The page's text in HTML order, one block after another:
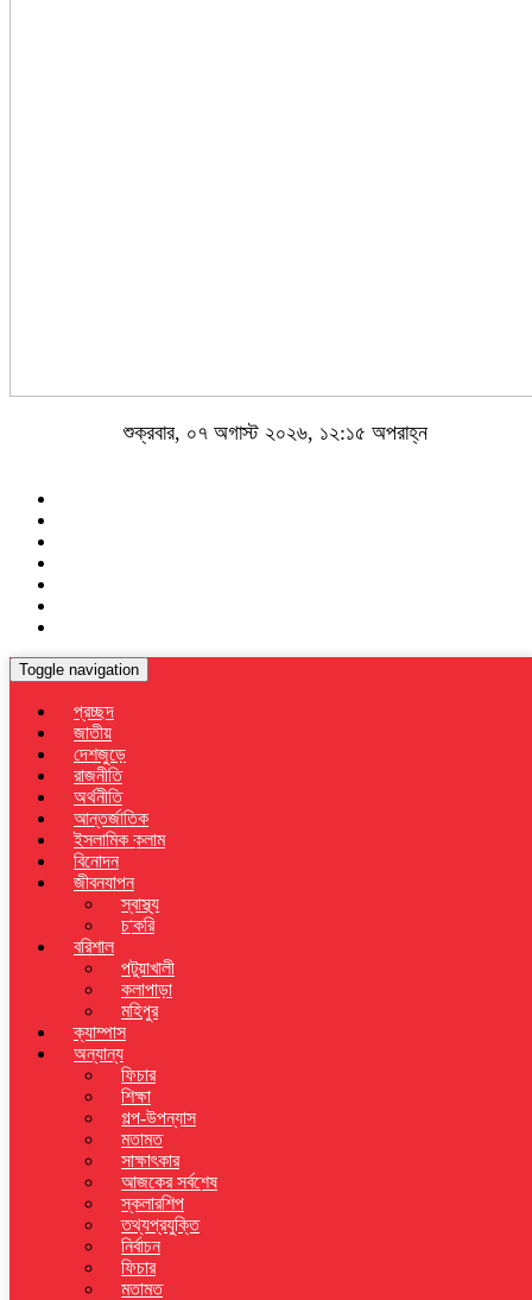
শুক্রবার, ০৭ অগাস্ট ২০২৬, ১২:১৫ অপরাহ্ন
Toggle navigation
প্রচ্ছদ
জাতীয়
দেশজুড়ে
রাজনীতি
অর্থনীতি
আন্তর্জাতিক
ইসলামিক কলাম
বিনোদন
জীবনযাপন
স্বাস্থ্য
চাকরি
বরিশাল
পটুয়াখালী
কলাপাড়া
মহিপুর
ক্যাম্পাস
অন্যান্য
ফিচার
শিক্ষা
গল্প-উপন্যাস
মতামত
সাক্ষাৎকার
আজকের সর্বশেষ
স্কলারশিপ
তথ্যপ্রযুক্তি
নির্বাচন
ফিচার
মতামত